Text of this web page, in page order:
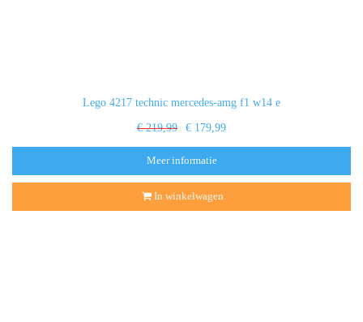
Lego 4217 technic mercedes-amg f1 w14 e
€ 219,99 € 179,99
Meer informatie
In winkelwagen